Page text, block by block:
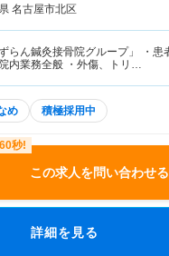
名古屋市北区
らん鍼灸接骨院グループ」 ・患者様への施
内業務全般 ・外傷、トリ…
め 積極採用中
この求人を問い合わせる
詳細を見る